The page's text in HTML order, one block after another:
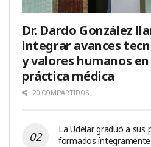
Dr. Dardo González
integrar avances
y valores humanos
práctica médica
20 COMPARTIDOS
La Udelar graduó a sus
formados